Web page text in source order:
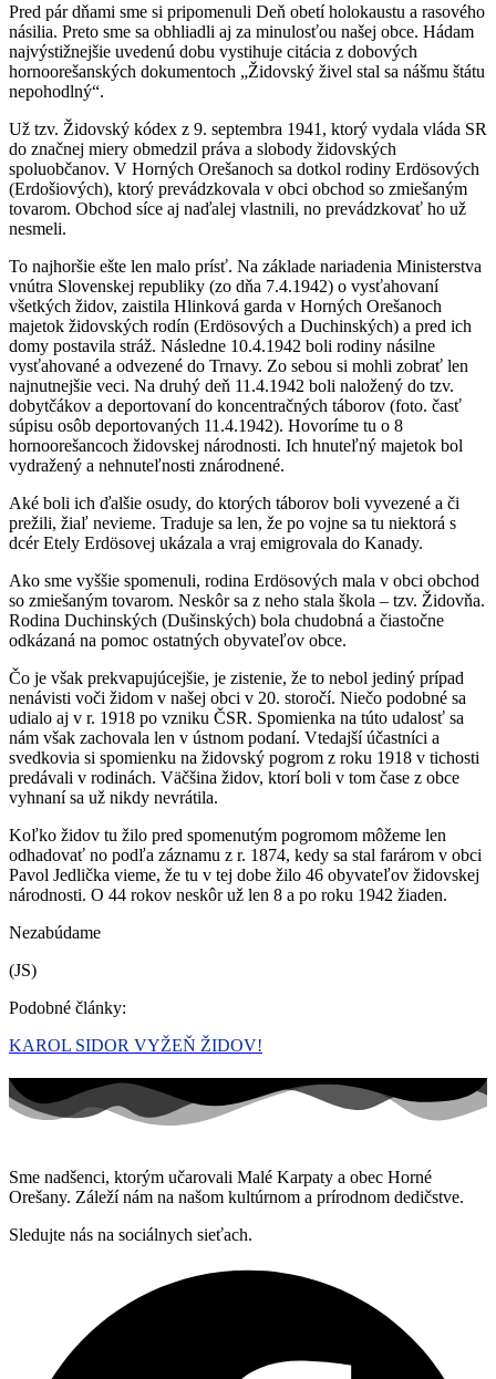
Pred pár dňami sme si pripomenuli Deň obetí holokaustu a rasového
násilia. Preto sme sa obhliadli aj za minulosťou našej obce. Hádam
najvýstižnejšie uvedenú dobu vystihuje citácia z dobových
hornoorešanských dokumentoch „Židovský živel stal sa nášmu štátu
nepohodlný“.
Už tzv. Židovský kódex z 9. septembra 1941, ktorý vydala vláda SR
do značnej miery obmedzil práva a slobody židovských
spoluobčanov. V Horných Orešanoch sa dotkol rodiny Erdösových
(Erdošiových), ktorý prevádzkovala v obci obchod so zmiešaným
tovarom. Obchod síce aj naďalej vlastnili, no prevádzkovať ho už
nesmeli.
To najhoršie ešte len malo prísť. Na základe nariadenia Ministerstva
vnútra Slovenskej republiky (zo dňa 7.4.1942) o vysťahovaní
všetkých židov, zaistila Hlinková garda v Horných Orešanoch
majetok židovských rodín (Erdösových a Duchinských) a pred ich
domy postavila stráž. Následne 10.4.1942 boli rodiny násilne
vysťahované a odvezené do Trnavy. Zo sebou si mohli zobrať len
najnutnejšie veci. Na druhý deň 11.4.1942 boli naložený do tzv.
dobytčákov a deportovaní do koncentračných táborov (foto. časť
súpisu osôb deportovaných 11.4.1942). Hovoríme tu o 8
hornoorešancoch židovskej národnosti. Ich hnuteľný majetok bol
vydražený a nehnuteľnosti znárodnené.
Aké boli ich ďalšie osudy, do ktorých táborov boli vyvezené a či
prežili, žiaľ nevieme. Traduje sa len, že po vojne sa tu niektorá s
dcér Etely Erdösovej ukázala a vraj emigrovala do Kanady.
Ako sme vyššie spomenuli, rodina Erdösových mala v obci obchod
so zmiešaným tovarom. Neskôr sa z neho stala škola – tzv. Židovňa.
Rodina Duchinských (Dušinských) bola chudobná a čiastočne
odkázaná na pomoc ostatných obyvateľov obce.
Čo je však prekvapujúcejšie, je zistenie, že to nebol jediný prípad
nenávisti voči židom v našej obci v 20. storočí. Niečo podobné sa
udialo aj v r. 1918 po vzniku ČSR. Spomienka na túto udalosť sa
nám však zachovala len v ústnom podaní. Vtedajší účastníci a
svedkovia si spomienku na židovský pogrom z roku 1918 v tichosti
predávali v rodinách. Väčšina židov, ktorí boli v tom čase z obce
vyhnaní sa už nikdy nevrátila.
Koľko židov tu žilo pred spomenutým pogromom môžeme len
odhadovať no podľa záznamu z r. 1874, kedy sa stal farárom v obci
Pavol Jedlička vieme, že tu v tej dobe žilo 46 obyvateľov židovskej
národnosti. O 44 rokov neskôr už len 8 a po roku 1942 žiaden.
Nezabúdame
(JS)
Podobné články:
KAROL SIDOR VYŽEŇ ŽIDOV!
Sme nadšenci, ktorým učarovali Malé Karpaty a obec Horné
Orešany. Záleží nám na našom kultúrnom a prírodnom dedičstve.
Sledujte nás na sociálnych sieťach.